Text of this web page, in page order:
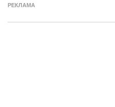
РЕКЛАМА